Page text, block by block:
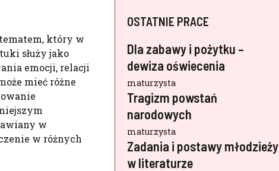
który w
służy jako
emocji, relacji
mieć różne
w
w różnych
OSTATNIE PRACE
Dla zabawy i pożytku –
dewiza oświecenia
maturzysta
Tragizm powstań
narodowych
maturzysta
Zadania i postawy młodzieży
w literaturze